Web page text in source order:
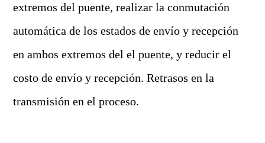
extremos del puente, realizar la conmutación
automática de los estados de envío y recepción
en ambos extremos del el puente, y reducir el
costo de envío y recepción. Retrasos en la
transmisión en el proceso.